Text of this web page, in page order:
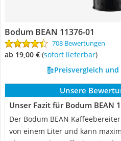
Bodum BEAN 11376-01
708 Bewertungen
ab 19,00 € ( Sofort lieferbar)
Preisvergleich
Unsere
Unser Fazit für Bodum BEAN
Der Bodum BEAN
von einem Liter und kann